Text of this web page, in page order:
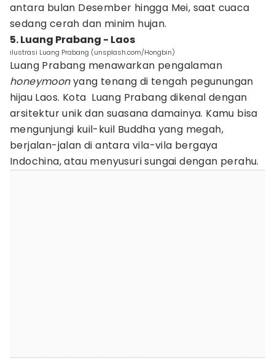
antara bulan Desember hingga Mei, saat cuaca
sedang cerah dan minim hujan.
5. Luang Prabang - Laos
ilustrasi Luang Prabang (unsplash.com/Hongbin)
Luang Prabang menawarkan pengalaman
honeymoonyang tenang di tengah pegunungan
hijau Laos. Kota Luang Prabang dikenal dengan
arsitektur unik dan suasana damainya. Kamu bisa
mengunjungi kuil-kuil Buddha yang megah,
berjalan-jalan di antara vila-vila bergaya
Indochina, atau menyusuri sungai dengan perahu.